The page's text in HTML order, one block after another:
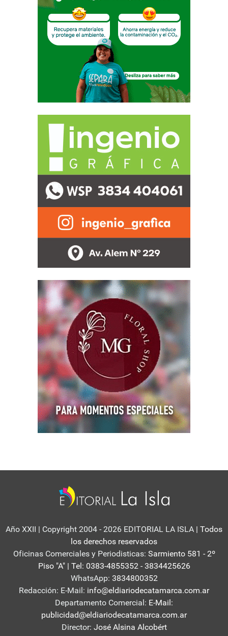
Año XXII | Copyright 2004 - 2026 EDITORIAL LA ISLA | Todos
los derechos reservados
Oficinas Comerciales y Periodisticas: Sarmiento 581 - 2º
Piso "A" | Tel: 0383-4855352 - 3834425626
WhatsApp: 3834800352
Redacción: E-Mail: info@eldiariodecatamarca.com.ar
Departamento Comercial: E-Mail:
publicidad@eldiariodecatamarca.com.ar
Director: José Alsina Alcobért